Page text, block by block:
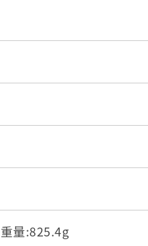
量:825.4g